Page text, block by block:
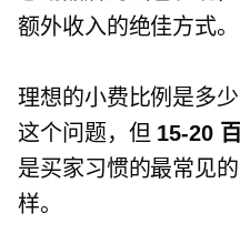
额外收入的绝佳方式。
理想的小费比例是多
这个问题，但 15-20
是买家习惯的最常见
样。